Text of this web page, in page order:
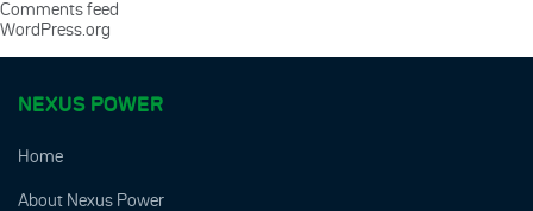
Comments feed
WordPress.org
NEXUS POWER
Home
About Nexus Power